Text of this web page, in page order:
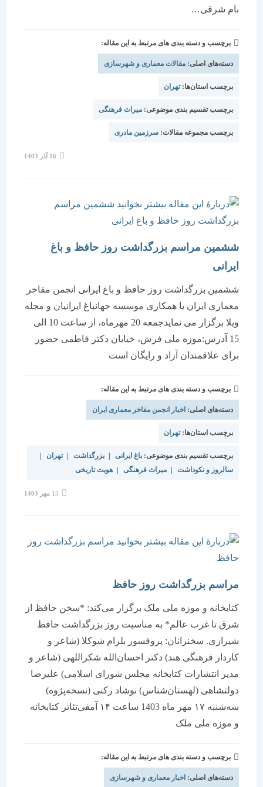
بام شرقی…
برچسب و دسته بندی های مرتبط به این مقاله:
دسته‌های اصلی:مقالات معماری و شهرسازی
برچسب استان‌ها:تهران
برچسب تقسیم بندی موضوعی:میراث فرهنگی
برچسب مجموعه مقالات:سرزمین مادری
ششمین مراسم بزرگداشت روز حافظ و باغ
ایرانی
ششمین بزرگداشت روز حافظ و باغ ایرانی انجمن مفاخر
معماری ایران با همکاری موسسه جهانباغ ایرانیان و مجله
ویلا برگزار می نمایدجمعه 20 مهرماه، از ساعت 10 الی
15 آدرس:موزه ملی فرش، خیابان دکتر فاطمی حضور
برای علاقمندان آزاد و رایگان است
برچسب و دسته بندی های مرتبط به این مقاله:
دسته‌های اصلی:اخبار انجمن مفاخر معماری ایران
برچسب استان‌ها:تهران
برچسب تقسیم بندی موضوعی:باغ ایرانی بزرگداشت | تهران
سالروز و نکوداشت | میراث فرهنگی | هویت تاریخی
مراسم بزرگداشت روز حافظ
کتابخانه و موزه ملی ملک برگزار می‌کند: *سخن حافظ از
شرق تا غرب عالم* به مناسبت روز بزرگداشت حافظ
شیرازی. سخنرانان: پروفسور بلرام شوکلا (شاعر و
کاردار فرهنگی هند) دکتر احسان‌الله شکراللهی (شاعر و
مدیر انتشارات کتابخانه مجلس شورای اسلامی) علیرضا
دولتشاهی (لهستان‌شناس) نوشاد رکنی (نسخه‌پژوه)
سه‌شنبه ۱۷ مهر ماه 1403 ساعت ۱۴ آمفی‌تئاتر کتابخانه
و موزه ملی ملک
برچسب و دسته بندی های مرتبط به این مقاله:
دسته‌های اصلی:اخبار معماری و شهرسازی